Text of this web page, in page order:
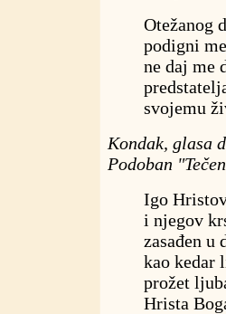
Otežanog
podigni
ne daj me
svojemu
Kondak, glasa
Podoban
Igo
i njegov
zasađen u
kao kedar
prožet
Hrista